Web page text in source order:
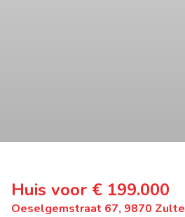
Huis voor € 199.000
Oeselgemstraat 67, 9870 Zulte